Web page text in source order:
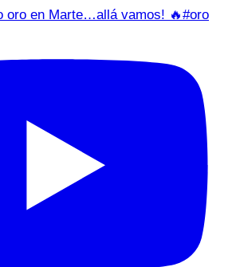
oro en Marte…allá vamos! 🔥#oro